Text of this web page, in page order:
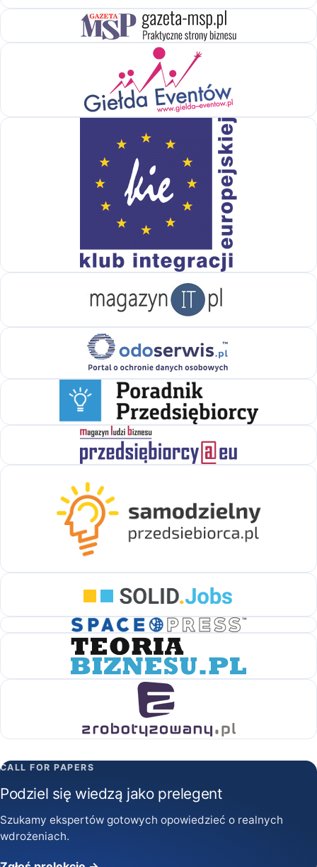
CALL FOR PAPERS
Podziel się wiedzą jako prelegent
Szukamy ekspertów gotowych opowiedzieć o realnych
wdrożeniach.